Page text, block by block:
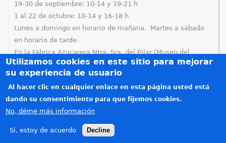
t
e
d
a
19-30 de septiembre: 10-14 y 19-21 h
1 al 22 de octubre: 10-14 y 16-18 h
Lunes a domingo en horario de mañana. Martes a sábado
en horario de tarde.
En la Fábrica Azucarera Ntra. Sra. del Pilar (Museo del
Azúcar)
Antiguo almacén de azúcar
Créditos
Teléfonos de interés
Política de privacidad
Copyright © 2015-2026. Todos los derechos reservados. Diseñado por
Utilizamos cookies en este sitio para mejorar
su experiencia de usuario
Al hacer clic en cualquier enlace en esta página usted está
dando su consentimiento para que fijemos cookies.
No, déme más información
Sí, estoy de acuerdo Decline